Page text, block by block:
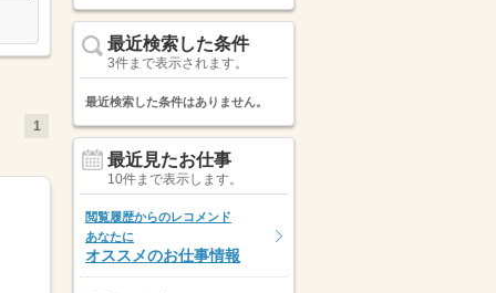
1
最近検索した条件
3件まで表示されます。
最近検索した条件はありません。
最近見たお仕事
10件まで表示します。
閲覧履歴からのレコメンド
あなたに
オススメのお仕事情報